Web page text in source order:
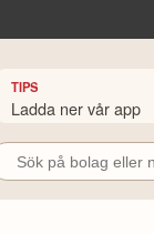
TIPS
Ladda ner vår app